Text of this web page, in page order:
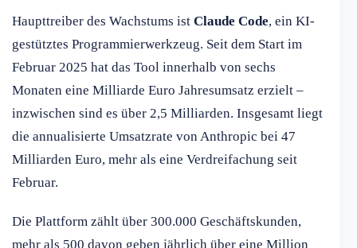
Haupttreiber des Wachstums ist Claude Code, ein KI-
gestütztes Programmierwerkzeug. Seit dem Start im
Februar 2025 hat das Tool innerhalb von sechs
Monaten eine Milliarde Euro Jahresumsatz erzielt –
inzwischen sind es über 2,5 Milliarden. Insgesamt liegt
die annualisierte Umsatzrate von Anthropic bei 47
Milliarden Euro, mehr als eine Verdreifachung seit
Februar.
Die Plattform zählt über 300.000 Geschäftskunden,
mehr als 500 davon geben jährlich über eine Million